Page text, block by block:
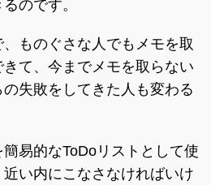
のです。
ものぐさな人でもメモを取
て、今までメモを取らない
失敗をしてきた人も変わる
易的なToDoリストとして使
い内にこなさなければいけ